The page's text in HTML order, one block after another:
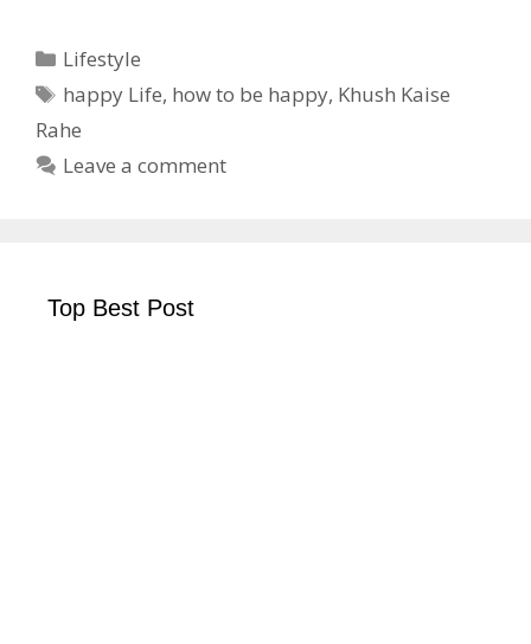
Categories
Lifestyle
Tags
happy Life, how to be happy, Khush Kaise
Rahe
Leave a comment
Top Best Post